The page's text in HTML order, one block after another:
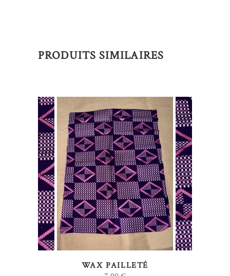
PRODUITS SIMILAIRES
AJOUTER AU PANIER
WAX PAILLETÉ